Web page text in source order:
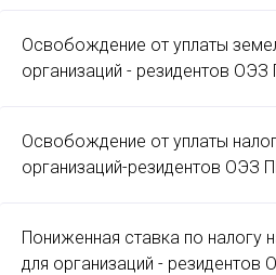
Освобождение от уплаты
организаций - резидентов
Освобождение от уплаты
организаций-резидентов ОЭЗ
Пониженная ставка по налогу
для организаций -